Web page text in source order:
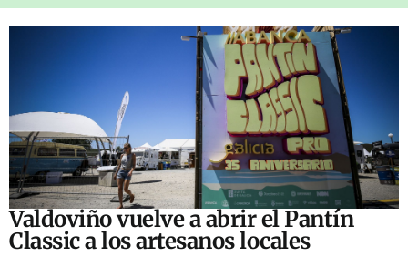
Valdoviño vuelve a abrir el Pantín
Classic a los artesanos locales